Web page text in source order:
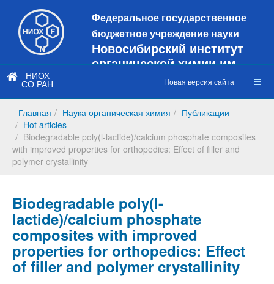
Федеральное государственное
бюджетное учреждение науки
Новосибирский институт
органической химии им.
Н.Н. Ворожцова
сайт
НИОХ
СО РАН Новая версия сайта
Главная Наука органическая химия
Публикации
Hot articles
Biodegradable poly(l-lactide)/calcium phosphate composites
with improved properties for orthopedics: Effect of filler and
polymer crystallinity
Biodegradable poly(l-
lactide)/calcium phosphate
composites with improved
properties for orthopedics: Effect
of filler and polymer crystallinity